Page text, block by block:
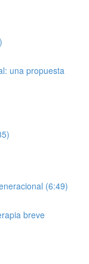
una propuesta
(6:49)
breve